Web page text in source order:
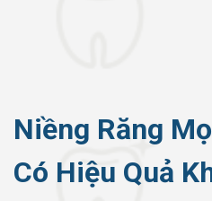
Niềng Răng
Có Hiệu Quả